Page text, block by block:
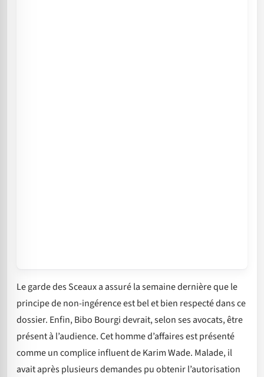
Le garde des Sceaux a assuré la semaine dernière que le
principe de non-ingérence est bel et bien respecté dans ce
dossier. Enfin, Bibo Bourgi devrait, selon ses avocats, être
présent à l’audience. Cet homme d’affaires est présenté
comme un complice influent de Karim Wade. Malade, il
avait après plusieurs demandes pu obtenir l’autorisation